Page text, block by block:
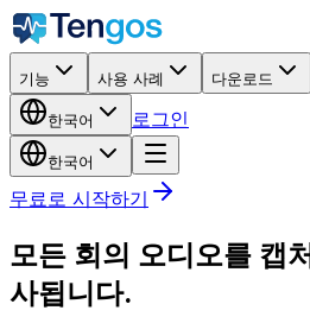
기능 사용 사례 다운로드
한국어 로그인
한국어
무료로 시작하기
모든 회의 오디오를 캡
사됩니다.